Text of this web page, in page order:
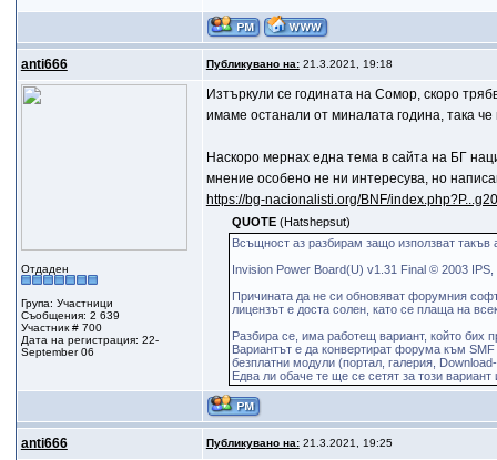
anti666 Публикувано на:21.3.2021, 19:18
Отдаден
Група: Участници
Съобщения: 2 639
Участник # 700
Дата на регистрация: 22-
September 06
Изтъркули се годината на Сомор, скоро
имаме останали от миналата година, така
Наскоро мернах една тема в сайта на БГ
мнение особено не ни интересува, но
https://bg-nacionalisti.org/BNF/
QUOTE (Hatshepsut)
Всъщност аз разбирам защо използват
Invision Power Board(U) v1.31 Final © 2003 IPS,
Причината да не си обновяват форумния
лицензът е доста солен, като се плаща на
Разбира се, има работещ вариант, който бих
Вариантът е да конвертират форума към
безплатни модули (портал, галерия,
Едва ли обаче те ще се сетят за този
anti666 Публикувано на:21.3.2021, 19:25